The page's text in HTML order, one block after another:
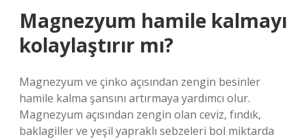
Magnezyum hamile kalmayı
kolaylaştırır mı?
Magnezyum ve çinko açısından zengin besinler
hamile kalma şansını artırmaya yardımcı olur.
Magnezyum açısından zengin olan ceviz, fındık,
baklagiller ve yeşil yapraklı sebzeleri bol miktarda